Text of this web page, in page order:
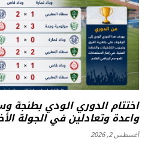
اختتام الدوري الودي بطنجة
واعدة وتعادلين في الجولة
أغسطس 2, 2026